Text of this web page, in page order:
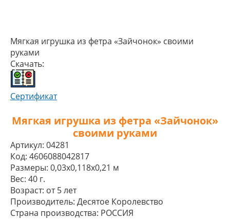
Мягкая игрушка из фетра «Зайчонок» своими
руками
Скачать:
Сертификат
Мягкая игрушка из фетра «Зайчонок»
своими руками
Артикул: 04281
Код: 4606088042817
Размеры: 0,03x0,118x0,21 м
Вес: 40 г.
Возраст: от 5 лет
Производитель: Десятое Королевство
Страна производства: РОССИЯ